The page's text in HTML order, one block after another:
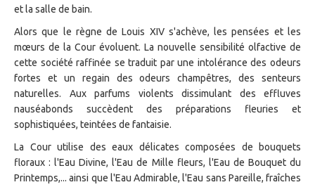
et la salle de bain.
Alors que le règne de Louis XIV s'achève, les pensées et les
mœurs de la Cour évoluent. La nouvelle sensibilité olfactive de
cette société raffinée se traduit par une intolérance des odeurs
fortes et un regain des odeurs champêtres, des senteurs
naturelles. Aux parfums violents dissimulant des effluves
nauséabonds succèdent des préparations fleuries et
sophistiquées, teintées de fantaisie.
La Cour utilise des eaux délicates composées de bouquets
floraux : l'Eau Divine, l'Eau de Mille fleurs, l'Eau de Bouquet du
Printemps,... ainsi que l'Eau Admirable, l'Eau sans Pareille, fraîches